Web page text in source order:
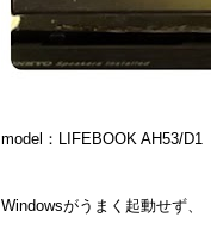
model：LIFEBOOK AH53/D1
Windowsがうまく起動せず、